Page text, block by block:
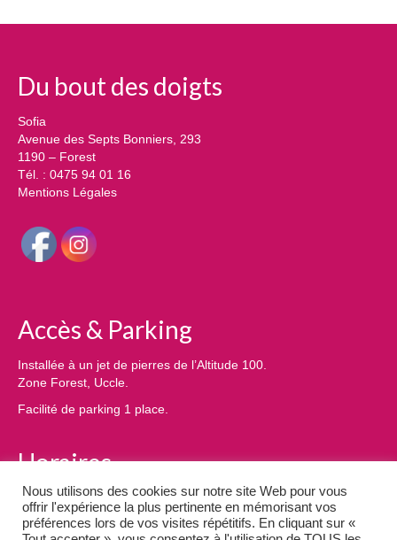
Du bout des doigts
Sofia
Avenue des Septs Bonniers, 293
1190 – Forest
Tél. : 0475 94 01 16
Mentions Légales
Accès & Parking
Installée à un jet de pierres de l’Altitude 100.
Zone Forest, Uccle.
Facilité de parking 1 place.
Horaires
Mardi : 10h à 19h
Mercredi : 10h à 19h
Jeudi : 10h à 19h
Nous utilisons des cookies sur notre site Web pour vous
offrir l'expérience la plus pertinente en mémorisant vos
préférences lors de vos visites répétitifs. En cliquant sur «